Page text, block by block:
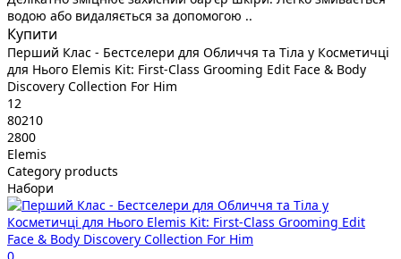
водою або видаляється за допомогою ..
Купити
Перший Клас - Бестселери для Обличчя та Тіла у Косметичці
для Нього Elemis Kit: First-Class Grooming Edit Face & Body
Discovery Collection For Him
12
80210
2800
Elemis
Category products
Набори